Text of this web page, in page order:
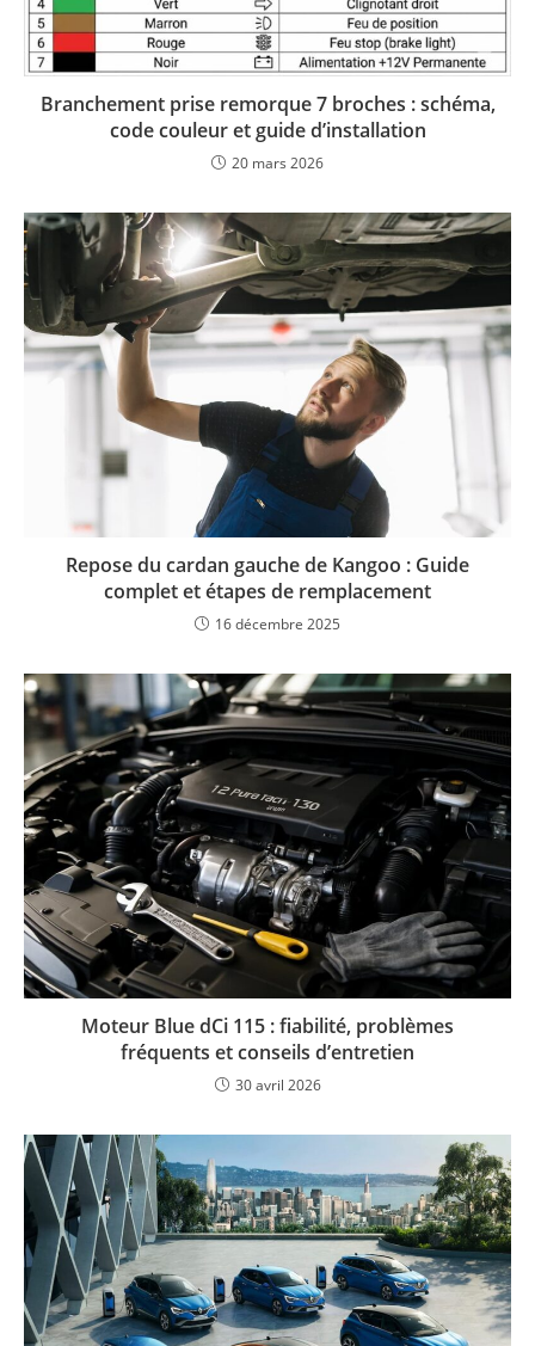
Branchement prise remorque 7 broches : schéma,
code couleur et guide d’installation
20 mars 2026
Repose du cardan gauche de Kangoo : Guide
complet et étapes de remplacement
16 décembre 2025
Moteur Blue dCi 115 : fiabilité, problèmes
fréquents et conseils d’entretien
30 avril 2026